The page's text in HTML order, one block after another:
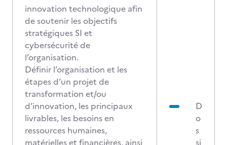
innovation technologique afin
de soutenir les objectifs
stratégiques SI et
cybersécurité de
l’organisation.
Définir l’organisation et les
étapes d’un projet de
transformation et/ou
d’innovation, les principaux
livrables, les besoins en
ressources humaines,
matérielles et financières, ainsi
D
o
s
si